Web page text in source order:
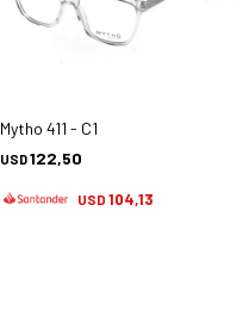
Mytho 411 - C1
USD122,50
USD 104,13